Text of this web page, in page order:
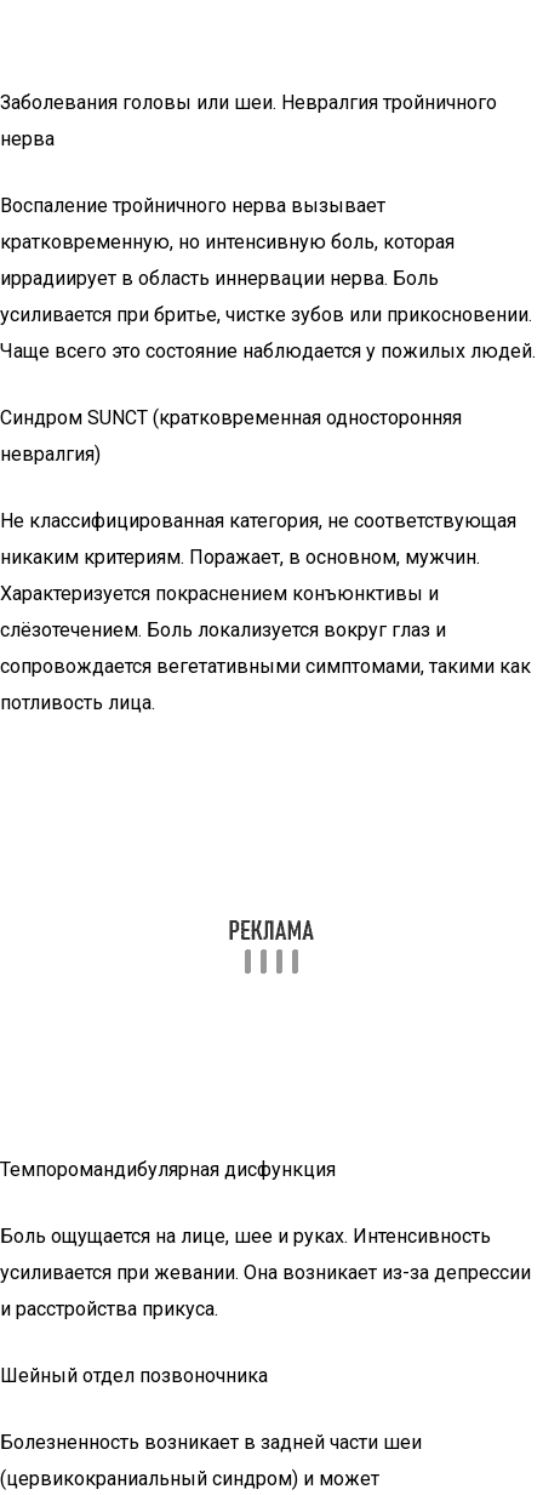
Заболевания головы или шеи. Невралгия тройничного
нерва
Воспаление тройничного нерва вызывает
кратковременную, но интенсивную боль, которая
иррадиирует в область иннервации нерва. Боль
усиливается при бритье, чистке зубов или прикосновении.
Чаще всего это состояние наблюдается у пожилых людей.
Синдром SUNCT (кратковременная односторонняя
невралгия)
Не классифицированная категория, не соответствующая
никаким критериям. Поражает, в основном, мужчин.
Характеризуется покраснением конъюнктивы и
слёзотечением. Боль локализуется вокруг глаз и
сопровождается вегетативными симптомами, такими как
потливость лица.
Темпоромандибулярная дисфункция
Боль ощущается на лице, шее и руках. Интенсивность
усиливается при жевании. Она возникает из-за депрессии
и расстройства прикуса.
Шейный отдел позвоночника
Болезненность возникает в задней части шеи
(цервикокраниальный синдром) и может